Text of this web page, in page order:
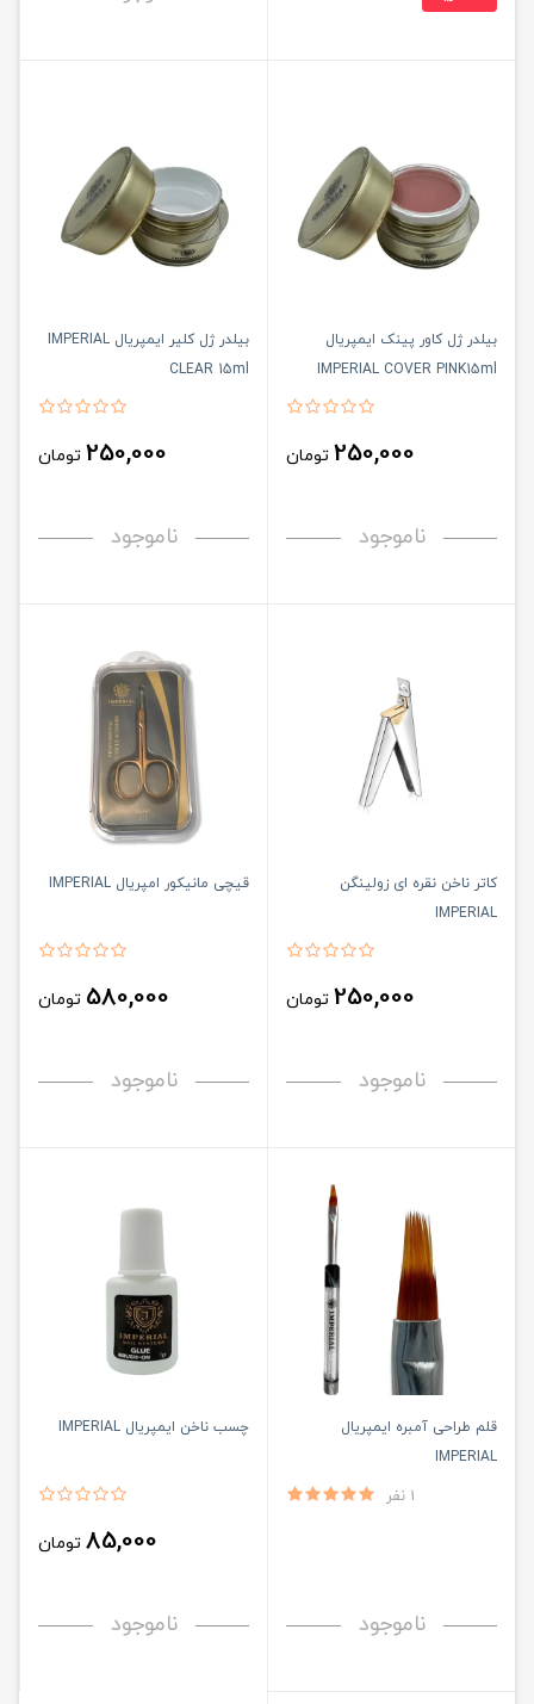
بیلدر ژل کاور پینک ایمپریال
IMPERIAL COVER PINK15ml
250,000 تومان
ناموجود
بیلدر ژل کلیر ایمپریال IMPERIAL
CLEAR 15ml
250,000 تومان
ناموجود
کاتر ناخن نقره ای زولینگن
IMPERIAL
250,000 تومان
ناموجود
قیچی مانیکور امپریال IMPERIAL
580,000 تومان
ناموجود
قلم طراحی آمبره ایمپریال
IMPERIAL
1 نفر
ناموجود
چسب ناخن ایمپریال IMPERIAL
85,000 تومان
ناموجود